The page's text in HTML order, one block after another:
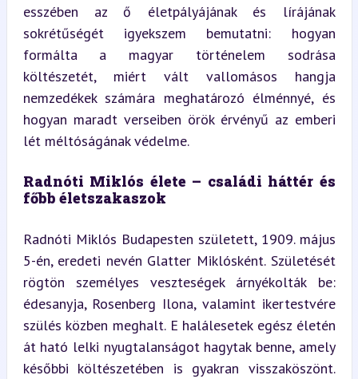
esszében az ő életpályájának és lírájának
sokrétűségét igyekszem bemutatni: hogyan
formálta a magyar történelem sodrása
költészetét, miért vált vallomásos hangja
nemzedékek számára meghatározó élménnyé, és
hogyan maradt verseiben örök érvényű az emberi
lét méltóságának védelme.
Radnóti Miklós élete – családi háttér és
főbb életszakaszok
Radnóti Miklós Budapesten született, 1909. május
5-én, eredeti nevén Glatter Miklósként. Születését
rögtön személyes veszteségek árnyékolták be:
édesanyja, Rosenberg Ilona, valamint ikertestvére
szülés közben meghalt. E halálesetek egész életén
át ható lelki nyugtalanságot hagytak benne, amely
későbbi költészetében is gyakran visszaköszönt.